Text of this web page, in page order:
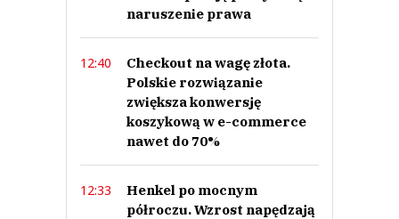
naruszenie prawa
12:40
Checkout na wagę złota.
Polskie rozwiązanie
zwiększa konwersję
koszykową w e-commerce
nawet do 70%
12:33
Henkel po mocnym
półroczu. Wzrost napędzają